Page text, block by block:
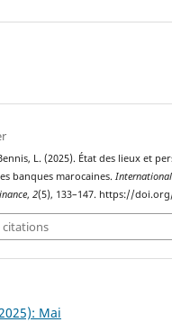
L. (2025). État des lieux et
banques marocaines. International
, 2(5), 133–147. https://
citations
Mai